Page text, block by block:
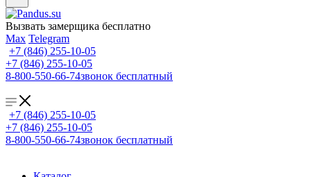
Вызвать замерщика бесплатно
Max Telegram
+7 (846) 255-10-05
+7 (846) 255-10-05
8-800-550-66-74звонок бесплатный
+7 (846) 255-10-05
+7 (846) 255-10-05
8-800-550-66-74звонок бесплатный